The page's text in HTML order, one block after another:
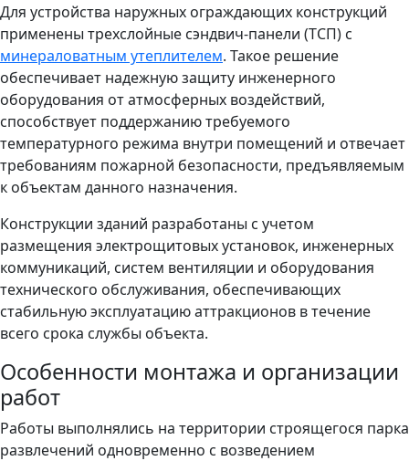
Для устройства наружных ограждающих конструкций
применены трехслойные сэндвич-панели (ТСП) с
минераловатным утеплителем. Такое решение
обеспечивает надежную защиту инженерного
оборудования от атмосферных воздействий,
способствует поддержанию требуемого
температурного режима внутри помещений и отвечает
требованиям пожарной безопасности, предъявляемым
к объектам данного назначения.
Конструкции зданий разработаны с учетом
размещения электрощитовых установок, инженерных
коммуникаций, систем вентиляции и оборудования
технического обслуживания, обеспечивающих
стабильную эксплуатацию аттракционов в течение
всего срока службы объекта.
Особенности монтажа и организации
работ
Работы выполнялись на территории строящегося парка
развлечений одновременно с возведением